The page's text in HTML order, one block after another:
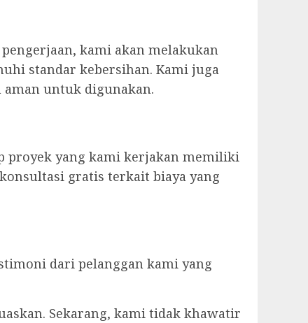
kami akan melakukan
standar kebersihan. Kami juga
untuk digunakan.
proyek yang kami kerjakan memiliki
gratis terkait biaya yang
dari pelanggan kami yang
Sekarang, kami tidak khawatir